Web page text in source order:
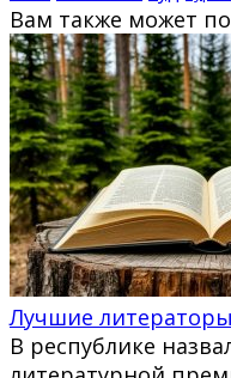
Вам также может
Лучшие
В республике